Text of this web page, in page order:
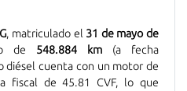
, matriculado el 31 de mayo de
de 548.884 km (a fecha
diésel cuenta con un motor de
fiscal de 45.81 CVF, lo que